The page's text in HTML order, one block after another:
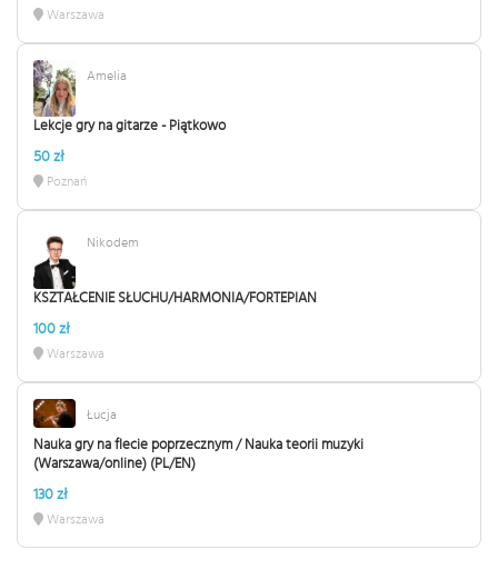
Warszawa
Amelia
Lekcje gry na gitarze - Piątkowo
50 zł
Poznań
Nikodem
KSZTAŁCENIE SŁUCHU/HARMONIA/FORTEPIAN
100 zł
Warszawa
Łucja
Nauka gry na flecie poprzecznym / Nauka teorii muzyki
(Warszawa/online) (PL/EN)
130 zł
Warszawa